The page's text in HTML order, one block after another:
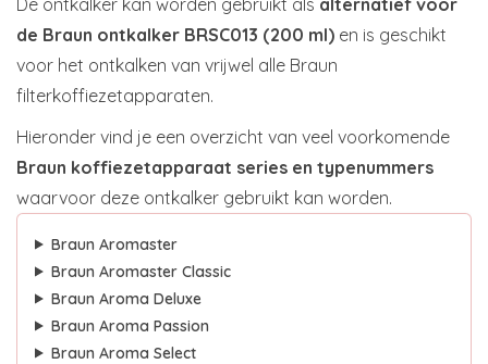
de Braun ontkalker BRSC013 (200 ml) en is geschikt
voor het ontkalken van vrijwel alle Braun
filterkoffiezetapparaten.
Hieronder vind je een overzicht van veel voorkomende
Braun koffiezetapparaat series en typenummers
waarvoor deze ontkalker gebruikt kan worden.
Braun Aromaster
Braun Aromaster Classic
Braun Aroma Deluxe
Braun Aroma Passion
Braun Aroma Select